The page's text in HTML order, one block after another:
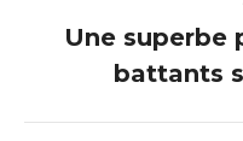
Une superbe
battants